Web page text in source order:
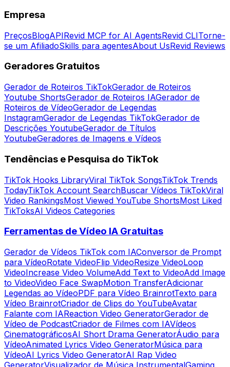
Empresa
PreçosBlogAPIRevid MCP for AI AgentsRevid CLITorne-
se um AfiliadoSkills para agentesAbout UsRevid Reviews
Geradores Gratuitos
Gerador de Roteiros TikTokGerador de Roteiros
Youtube ShortsGerador de Roteiros IAGerador de
Roteiros de VídeoGerador de Legendas
InstagramGerador de Legendas TikTokGerador de
Descrições YoutubeGerador de Títulos
YoutubeGeradores de Imagens e Vídeos
Tendências e Pesquisa do TikTok
TikTok Hooks LibraryViral TikTok SongsTikTok Trends
TodayTikTok Account SearchBuscar Vídeos TikTokViral
Video RankingsMost Viewed YouTube ShortsMost Liked
TikToksAI Videos Categories
Ferramentas de Vídeo IA Gratuitas
Gerador de Vídeos TikTok com IAConversor de Prompt
para VídeoRotate VideoFlip VideoResize VideoLoop
VideoIncrease Video VolumeAdd Text to VideoAdd Image
to VideoVideo Face SwapMotion TransferAdicionar
Legendas ao VídeoPDF para Vídeo BrainrotTexto para
Vídeo BrainrotCriador de Clips do YouTubeAvatar
Falante com IAReaction Video GeneratorGerador de
Vídeo de PodcastCriador de Filmes com IAVídeos
CinematográficosAI Short Drama GeneratorÁudio para
VídeoAnimated Lyrics Video GeneratorMúsica para
VídeoAI Lyrics Video GeneratorAI Rap Video
GeneratorVisualizador de Música InstrumentalGaming